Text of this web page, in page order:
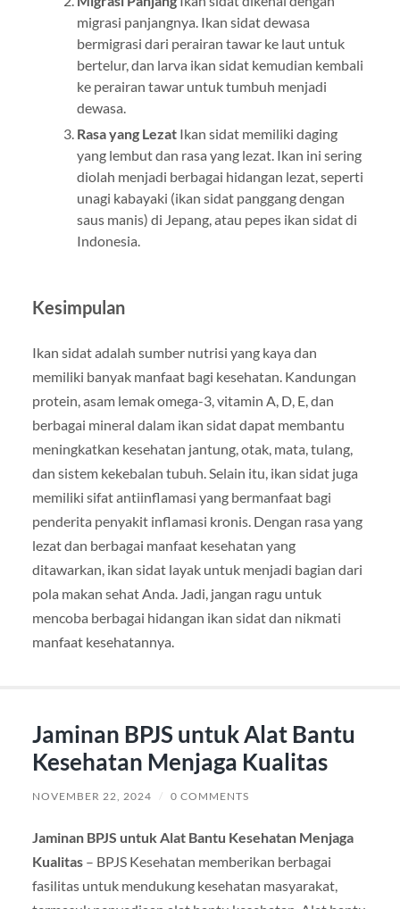
migrasi panjangnya. Ikan sidat dewasa
bermigrasi dari perairan tawar ke laut untuk
bertelur, dan larva ikan sidat kemudian kembali
ke perairan tawar untuk tumbuh menjadi
dewasa.
Rasa yang LezatIkan sidat memiliki daging
yang lembut dan rasa yang lezat. Ikan ini sering
diolah menjadi berbagai hidangan lezat, seperti
unagi kabayaki (ikan sidat panggang dengan
saus manis) di Jepang, atau pepes ikan sidat di
Indonesia.
Kesimpulan
Ikan sidat adalah sumber nutrisi yang kaya dan
memiliki banyak manfaat bagi kesehatan. Kandungan
protein, asam lemak omega-3, vitamin A, D, E, dan
berbagai mineral dalam ikan sidat dapat membantu
meningkatkan kesehatan jantung, otak, mata, tulang,
dan sistem kekebalan tubuh. Selain itu, ikan sidat juga
memiliki sifat antiinflamasi yang bermanfaat bagi
penderita penyakit inflamasi kronis. Dengan rasa yang
lezat dan berbagai manfaat kesehatan yang
ditawarkan, ikan sidat layak untuk menjadi bagian dari
pola makan sehat Anda. Jadi, jangan ragu untuk
mencoba berbagai hidangan ikan sidat dan nikmati
manfaat kesehatannya.
Jaminan BPJS untuk Alat Bantu
Kesehatan Menjaga Kualitas
NOVEMBER 22, 2024 / 0 COMMENTS
Jaminan BPJS untuk Alat Bantu Kesehatan Menjaga
Kualitas– BPJS Kesehatan memberikan berbagai
fasilitas untuk mendukung kesehatan masyarakat,